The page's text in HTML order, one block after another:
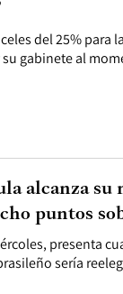
del 25% para
gabinete al
presenta
sería
alcanza
puntos